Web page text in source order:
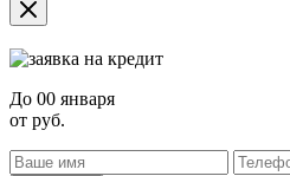
До 00 января
от руб.